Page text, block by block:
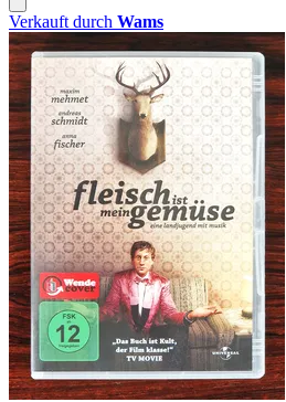
Verkauft durch Wams